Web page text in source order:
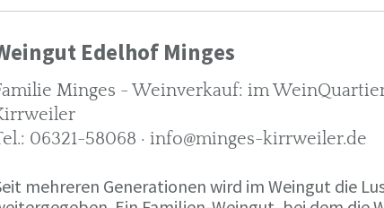
Edelhof Minges
Minges - Weinverkauf: im WeinQuartier
06321-58068 · info@minges-kirrweiler.de
mehreren Generationen wird im Weingut die